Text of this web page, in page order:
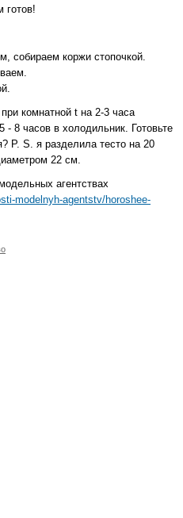
готов!
собираем коржи стопочкой.
комнатной t на 2-3 часа
- 8 часов в холодильник. Готовьте
P. S. я разделила тесто на 20
22 см.
агентствах
modelnyh-agentstv/horoshee-